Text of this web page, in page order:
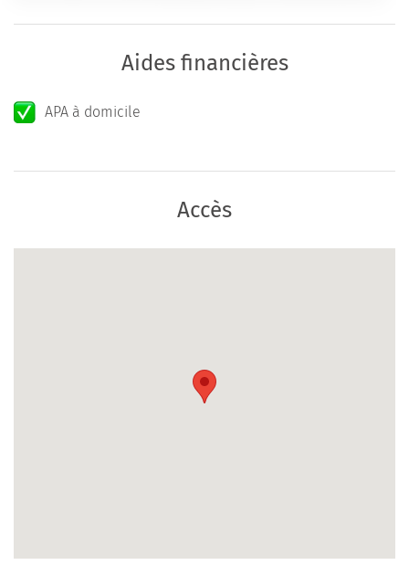
Aides financières
APA à domicile
Accès